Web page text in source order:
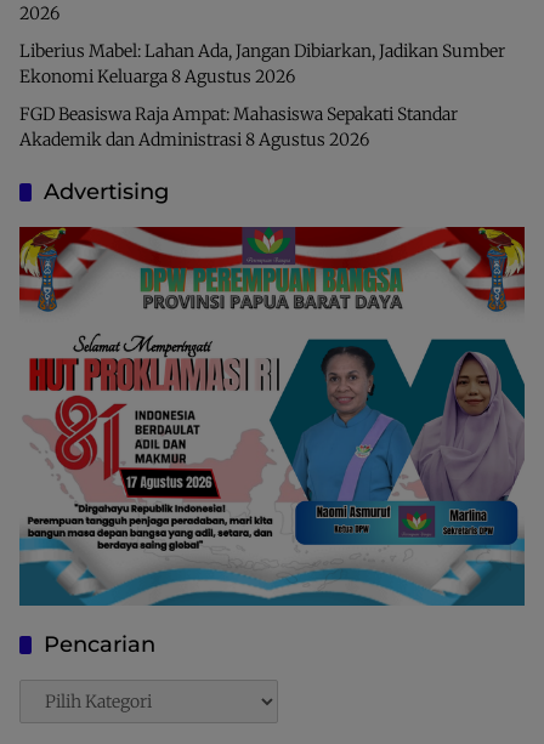
2026
Liberius Mabel: Lahan Ada, Jangan Dibiarkan, Jadikan Sumber
Ekonomi Keluarga8 Agustus 2026
FGD Beasiswa Raja Ampat: Mahasiswa Sepakati Standar
Akademik dan Administrasi8 Agustus 2026
Advertising
Pencarian
Pencarian